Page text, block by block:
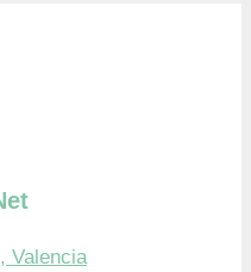
Valencia